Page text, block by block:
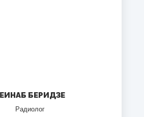
БЕРИДЗЕ
Радиолог